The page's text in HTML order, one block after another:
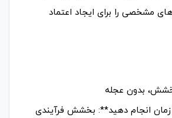
مشخصی را برای ایجاد اعتماد
انجام دهید**: بخشش فرآیندی